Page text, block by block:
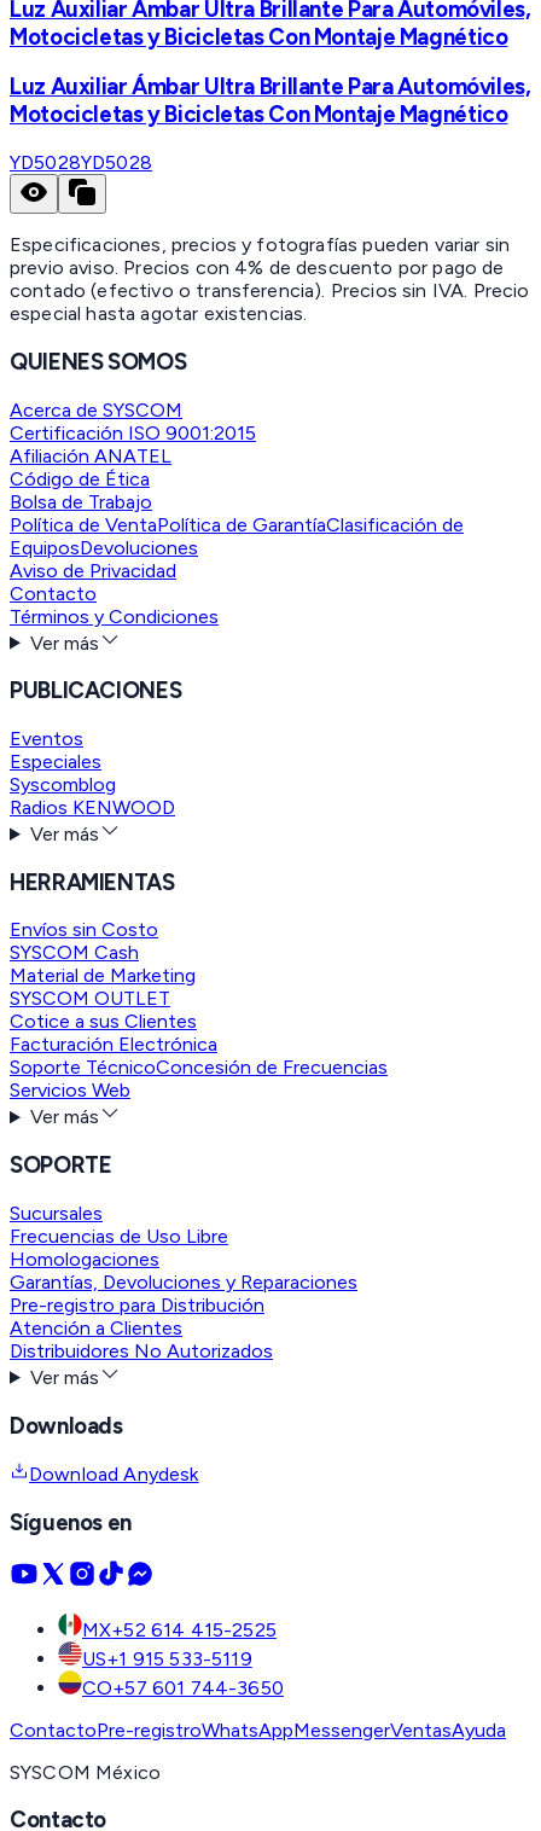
Luz Auxiliar Ámbar Ultra Brillante Para Automóviles,
Motocicletas y Bicicletas Con Montaje Magnético
Luz Auxiliar Ámbar Ultra Brillante Para Automóviles,
Motocicletas y Bicicletas Con Montaje Magnético
YD5028YD5028
Especificaciones, precios y fotografías pueden variar sin
previo aviso. Precios con 4% de descuento por pago de
contado (efectivo o transferencia). Precios sin IVA. Precio
especial hasta agotar existencias.
QUIENES SOMOS
Acerca de SYSCOM
Certificación ISO 9001:2015
Afiliación ANATEL
Código de Ética
Bolsa de Trabajo
Política de VentaPolítica de GarantíaClasificación de
EquiposDevoluciones
Aviso de Privacidad
Contacto
Términos y Condiciones
Ver más
PUBLICACIONES
Eventos
Especiales
Syscomblog
Radios KENWOOD
Ver más
HERRAMIENTAS
Envíos sin Costo
SYSCOM Cash
Material de Marketing
SYSCOM OUTLET
Cotice a sus Clientes
Facturación Electrónica
Soporte TécnicoConcesión de Frecuencias
Servicios Web
Ver más
SOPORTE
Sucursales
Frecuencias de Uso Libre
Homologaciones
Garantías, Devoluciones y Reparaciones
Pre-registro para Distribución
Atención a Clientes
Distribuidores No Autorizados
Ver más
Downloads
Download Anydesk
Síguenos en
MX+52 614 415-2525
US+1 915 533-5119
CO+57 601 744-3650
ContactoPre-registroWhatsAppMessengerVentasAyuda
SYSCOM México
Contacto